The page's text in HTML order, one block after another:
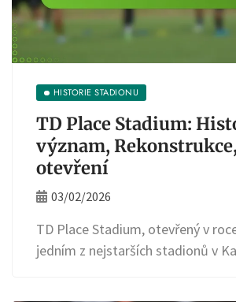
HISTORIE STADIONU
TD Place Stadium:
význam,
otevření
03/02/2026
TD Place Stadium, otevřený v
jedním z nejstarších stadionů v